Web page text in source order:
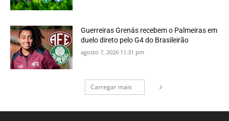
Guerreiras Grenás recebem o Palmeiras em
duelo direto pelo G4 do Brasileirão
agosto 7, 2026 11:31 pm
Carregar mais